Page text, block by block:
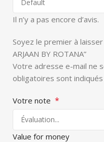
Il n’y a pas encore d’avis.
Soyez le premier à
ARJAAN BY ROTANA”
Votre adresse e-mail ne
obligatoires sont
Votre note *
Value for money